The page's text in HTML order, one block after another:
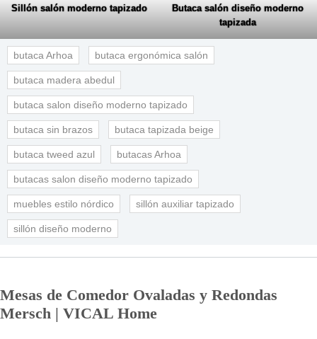
Sillón salón moderno tapizado
Butaca salón diseño moderno
tapizada
butaca Arhoa butaca ergonómica salón
butaca madera abedul
butaca salon diseño moderno tapizado
butaca sin brazos butaca tapizada beige
butaca tweed azul butacas Arhoa
butacas salon diseño moderno tapizado
muebles estilo nórdico sillón auxiliar tapizado
sillón diseño moderno
Mesas de Comedor Ovaladas y Redondas
Mersch | VICAL Home